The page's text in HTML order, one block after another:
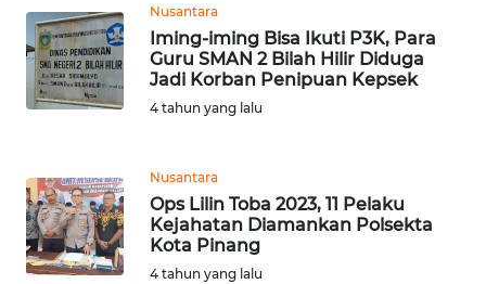
Nusantara
Iming-iming Bisa Ikuti P3K, Para
Guru SMAN 2 Bilah Hilir Diduga
Jadi Korban Penipuan Kepsek
4 tahun yang lalu
Nusantara
Ops Lilin Toba 2023, 11 Pelaku
Kejahatan Diamankan Polsekta
Kota Pinang
4 tahun yang lalu
WN DELI
SERDANG
WN
PAKPAK